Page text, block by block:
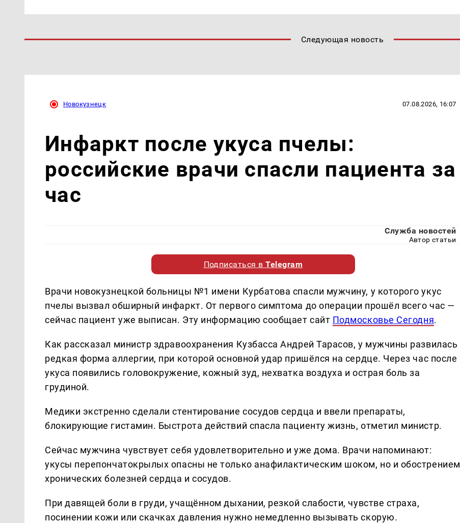
Следующая новость
Новокузнецк 07.08.2026, 16:07
Инфаркт после укуса пчелы:
российские врачи спасли пациента за
час
Служба новостей
Автор статьи
Подписаться вTelegram
Врачи новокузнецкой больницы №1 имени Курбатова спасли мужчину, у которого укус
пчелы вызвал обширный инфаркт. От первого симптома до операции прошёл всего час —
сейчас пациент уже выписан. Эту информацию сообщает сайт Подмосковье Сегодня.
Как рассказал министр здравоохранения Кузбасса Андрей Тарасов, у мужчины развилась
редкая форма аллергии, при которой основной удар пришёлся на сердце. Через час после
укуса появились головокружение, кожный зуд, нехватка воздуха и острая боль за
грудиной.
Медики экстренно сделали стентирование сосудов сердца и ввели препараты,
блокирующие гистамин. Быстрота действий спасла пациенту жизнь, отметил министр.
Сейчас мужчина чувствует себя удовлетворительно и уже дома. Врачи напоминают:
укусы перепончатокрылых опасны не только анафилактическим шоком, но и обострением
хронических болезней сердца и сосудов.
При давящей боли в груди, учащённом дыхании, резкой слабости, чувстве страха,
посинении кожи или скачках давления нужно немедленно вызывать скорую.